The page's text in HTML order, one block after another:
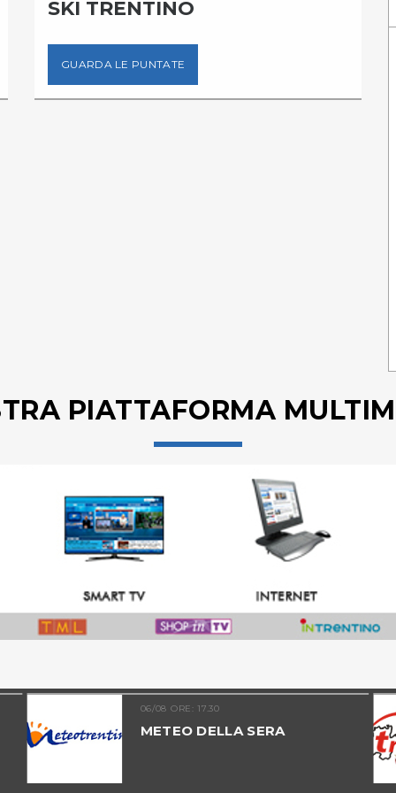
SKI TRENTINO
GUARDA LE PUNTATE
PIATTAFORMA
06/08 ORE: 17.30
METEO DELLA SERA